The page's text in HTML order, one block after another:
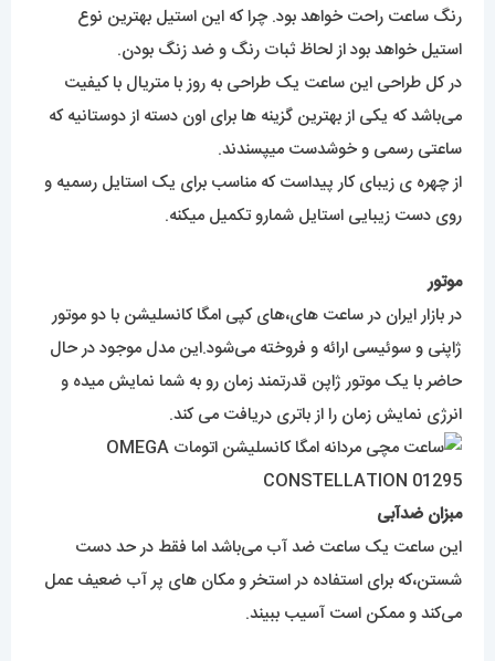
رنگ ساعت راحت خواهد بود. چرا که این استیل بهترین نوع
استیل خواهد بود از لحاظ ثبات رنگ و ضد زنگ بودن.
در کل طراحی این ساعت یک طراحی به روز با متریال با کیفیت
می‌باشد که یکی از بهترین گزینه ها برای اون دسته از دوستانیه که
ساعتی رسمی و خوشدست میپسندند.
از چهره ی زیبای کار پیداست که مناسب برای یک استایل رسمیه و
روی دست زیبایی استایل شمارو تکمیل میکنه.
موتور
در بازار ایران در ساعت های،های کپی امگا کانسلیشن با دو موتور
ژاپنی و سوئیسی ارائه و فروخته می‌شود.این مدل موجود در حال
حاضر با یک موتور ژاپن قدرتمند زمان رو به شما نمایش میده و
انرژی نمایش زمان را از باتری دریافت می کند.
مبزان ضدآبی
این ساعت یک ساعت ضد آب می‌باشد اما فقط در حد دست
شستن،که برای استفاده در استخر و مکان های پر آب ضعیف عمل
می‌کند و ممکن است آسیب ببیند.